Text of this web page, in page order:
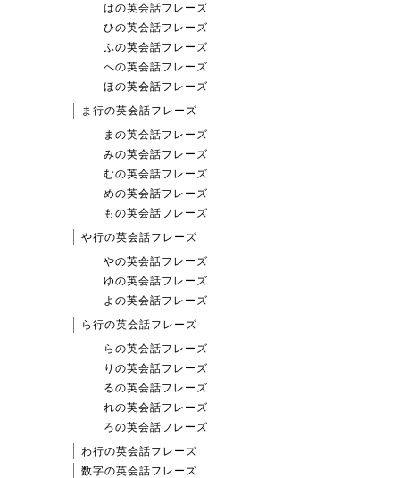
はの英会話フレーズ
ひの英会話フレーズ
ふの英会話フレーズ
への英会話フレーズ
ほの英会話フレーズ
ま行の英会話フレーズ
まの英会話フレーズ
みの英会話フレーズ
むの英会話フレーズ
めの英会話フレーズ
もの英会話フレーズ
や行の英会話フレーズ
やの英会話フレーズ
ゆの英会話フレーズ
よの英会話フレーズ
ら行の英会話フレーズ
らの英会話フレーズ
りの英会話フレーズ
るの英会話フレーズ
れの英会話フレーズ
ろの英会話フレーズ
わ行の英会話フレーズ
数字の英会話フレーズ